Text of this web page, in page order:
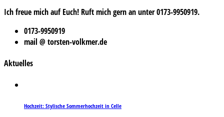
Ich freue mich auf Euch! Ruft mich gern an unter 0173-9950919.
0173-9950919
mail @ torsten-volkmer.de
Aktuelles
Hochzeit: Stylische Sommerhochzeit in Celle